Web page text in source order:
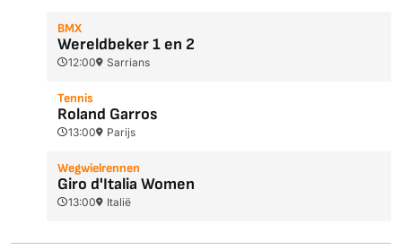
BMX
Wereldbeker 1 en 2
12:00 Sarrians
Tennis
Roland Garros
13:00 Parijs
Wegwielrennen
Giro d'Italia Women
13:00 Italië